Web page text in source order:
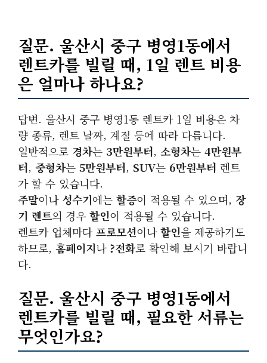
질문. 울산시 중구 병영1동에서
렌트카를 빌릴 때, 1일 렌트 비용
은 얼마나 하나요?
답변. 울산시 중구 병영1동 렌트카 1일 비용은 차
량 종류, 렌트 날짜, 계절 등에 따라 다릅니다.
일반적으로 경차는 3만원부터, 소형차는 4만원부
터, 중형차는 5만원부터, SUV는 6만원부터 렌트
가 할 수 있습니다.
주말이나 성수기에는 할증이 적용될 수 있으며, 장
기 렌트의 경우할인이 적용될 수 있습니다.
렌트카 업체마다프로모션이나할인을 제공하기도
하므로, 홈페이지나 ?전화로 확인해 보시기 바랍니
다.
질문. 울산시 중구 병영1동에서
렌트카를 빌릴 때, 필요한 서류는
무엇인가요?